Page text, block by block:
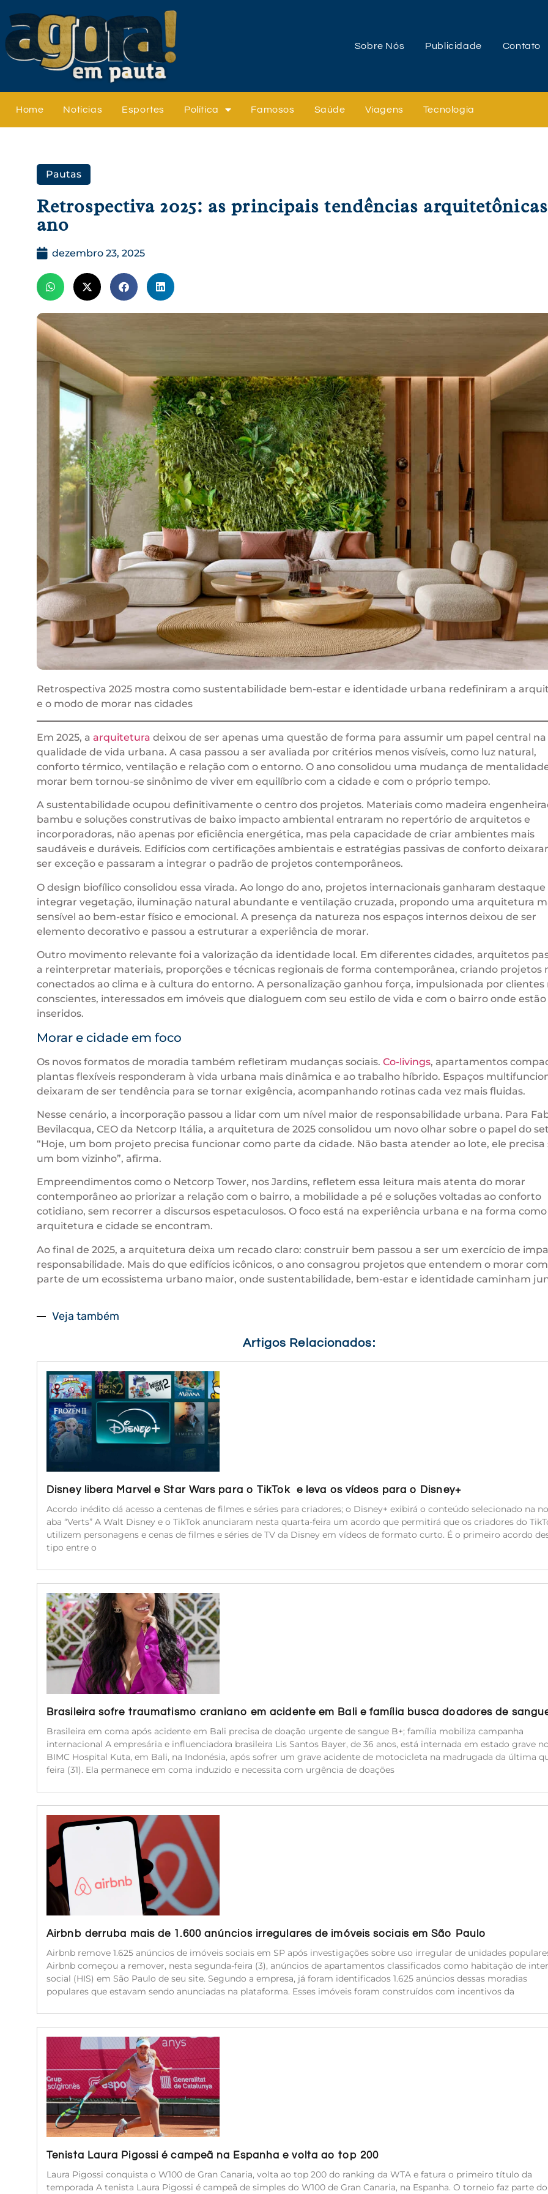
Sobre Nós Publicidade Contato
Home Notícias Esportes Política Famosos Saúde Viagens Tecnologia
Pautas
Retrospectiva 2025: as principais tendências
ano
dezembro 23, 2025
Retrospectiva 2025 mostra como sustentabilidade bem-estar e identidade urbana redefiniram a
e o modo de morar nas cidades
Em 2025, a arquitetura deixou de ser apenas uma questão de forma para assumir um papel central na
qualidade de vida urbana. A casa passou a ser avaliada por critérios menos visíveis, como luz natural,
conforto térmico, ventilação e relação com o entorno. O ano consolidou uma mudança de
morar bem tornou-se sinônimo de viver em equilíbrio com a cidade e com o próprio tempo.
A sustentabilidade ocupou definitivamente o centro dos projetos. Materiais como madeira
bambu e soluções construtivas de baixo impacto ambiental entraram no repertório de arquitetos e
incorporadoras, não apenas por eficiência energética, mas pela capacidade de criar ambientes mais
saudáveis e duráveis. Edifícios com certificações ambientais e estratégias passivas de conforto
ser exceção e passaram a integrar o padrão de projetos contemporâneos.
O design biofílico consolidou essa virada. Ao longo do ano, projetos internacionais ganharam destaque
integrar vegetação, iluminação natural abundante e ventilação cruzada, propondo uma arquitetura
sensível ao bem-estar físico e emocional. A presença da natureza nos espaços internos deixou de ser
elemento decorativo e passou a estruturar a experiência de morar.
Outro movimento relevante foi a valorização da identidade local. Em diferentes cidades, arquitetos
a reinterpretar materiais, proporções e técnicas regionais de forma contemporânea, criando projetos
conectados ao clima e à cultura do entorno. A personalização ganhou força, impulsionada por clientes
conscientes, interessados em imóveis que dialoguem com seu estilo de vida e com o bairro onde estão
inseridos.
Morar e cidade em foco
Os novos formatos de moradia também refletiram mudanças sociais. Co-livings, apartamentos
plantas flexíveis responderam à vida urbana mais dinâmica e ao trabalho híbrido. Espaços
deixaram de ser tendência para se tornar exigência, acompanhando rotinas cada vez mais fluidas.
Nesse cenário, a incorporação passou a lidar com um nível maior de responsabilidade urbana. Para
Bevilacqua, CEO da Netcorp Itália, a arquitetura de 2025 consolidou um novo olhar sobre o papel do
“Hoje, um bom projeto precisa funcionar como parte da cidade. Não basta atender ao lote, ele precisa
um bom vizinho”, afirma.
Empreendimentos como o Netcorp Tower, nos Jardins, refletem essa leitura mais atenta do morar
contemporâneo ao priorizar a relação com o bairro, a mobilidade a pé e soluções voltadas ao conforto
cotidiano, sem recorrer a discursos espetaculosos. O foco está na experiência urbana e na forma como
arquitetura e cidade se encontram.
Ao final de 2025, a arquitetura deixa um recado claro: construir bem passou a ser um exercício de
responsabilidade. Mais do que edifícios icônicos, o ano consagrou projetos que entendem o morar
parte de um ecossistema urbano maior, onde sustentabilidade, bem-estar e identidade caminham
Veja também
Artigos Relacionados:
Disney libera Marvel e Star Wars para o TikTok e leva os vídeos para o Disney+
Acordo inédito dá acesso a centenas de filmes e séries para criadores; o Disney+ exibirá o conteúdo selecionado na
aba “Verts” A Walt Disney e o TikTok anunciaram nesta quarta-feira um acordo que permitirá que os criadores do
utilizem personagens e cenas de filmes e séries de TV da Disney em vídeos de formato curto. É o primeiro acordo
tipo entre o
Brasileira sofre traumatismo craniano em acidente em Bali e família busca doadores de
Brasileira em coma após acidente em Bali precisa de doação urgente de sangue B+; família mobiliza campanha
internacional A empresária e influenciadora brasileira Lis Santos Bayer, de 36 anos, está internada em estado grave no
BIMC Hospital Kuta, em Bali, na Indonésia, após sofrer um grave acidente de motocicleta na madrugada da última
feira (31). Ela permanece em coma induzido e necessita com urgência de doações
Airbnb derruba mais de 1.600 anúncios irregulares de imóveis sociais em São Paulo
Airbnb remove 1.625 anúncios de imóveis sociais em SP após investigações sobre uso irregular de unidades
Airbnb começou a remover, nesta segunda-feira (3), anúncios de apartamentos classificados como habitação de
social (HIS) em São Paulo de seu site. Segundo a empresa, já foram identificados 1.625 anúncios dessas moradias
populares que estavam sendo anunciadas na plataforma. Esses imóveis foram construídos com incentivos da
Tenista Laura Pigossi é campeã na Espanha e volta ao top 200
Laura Pigossi conquista o W100 de Gran Canaria, volta ao top 200 do ranking da WTA e fatura o primeiro título da
temporada A tenista Laura Pigossi é campeã de simples do W100 de Gran Canaria, na Espanha. O torneio faz parte do